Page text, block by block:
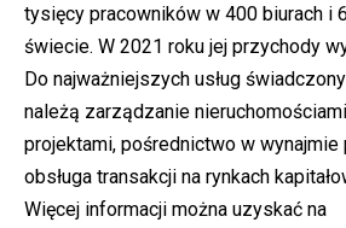
tysięcy pracowników w 400 biurach i
świecie. W 2021 roku jej przychody
Do najważniejszych usług
należą zarządzanie
projektami, pośrednictwo w wynajmie
obsługa transakcji na rynkach
Więcej informacji można uzyskać na